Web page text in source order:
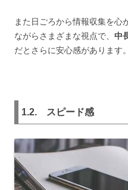
また日ごろから情報収集を心
ながらさまざまな視点で、 中
だとさらに安心感があります。
1.2. スピード感